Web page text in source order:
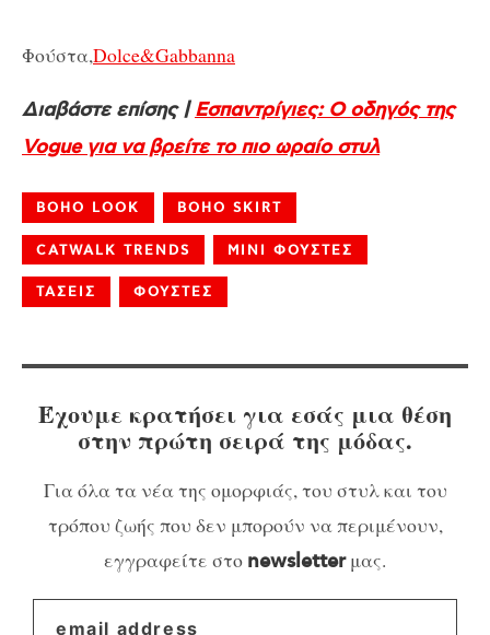
Φούστα,Dolce&Gabbanna
Διαβάστε επίσης |Εσπαντρίγιες: Ο οδηγός της
Vogue για να βρείτε το πιο ωραίο στυλ
BOHO LOOK BOHO SKIRT
CATWALK TRENDS ΜΙΝΙ ΦΟΥΣΤΕΣ
ΤΑΣΕΙΣ ΦΟΥΣΤΕΣ
Έχουμε κρατήσει για εσάς μια θέση
στην πρώτη σειρά της μόδας.
Για όλα τα νέα της ομορφιάς, του στυλ και του
τρόπου ζωής που δεν μπορούν να περιμένουν,
εγγραφείτε στο newsletterμας.